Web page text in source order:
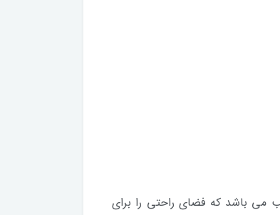
می باشد که فضای راحتی را برای